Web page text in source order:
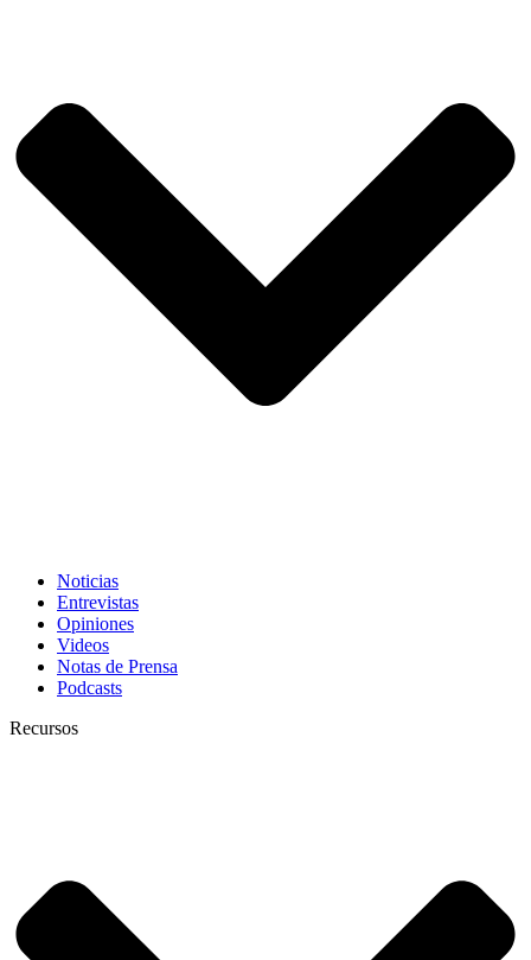
Noticias
Entrevistas
Opiniones
Videos
Notas de Prensa
Podcasts
Recursos